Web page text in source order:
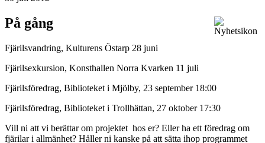
På gång
Fjärilsvandring, Kulturens Östarp 28 juni
Fjärilsexkursion, Konsthallen Norra Kvarken 11 juli
Fjärilsföredrag, Biblioteket i Mjölby, 23 september 18:00
Fjärilsföredrag, Biblioteket i Trollhättan, 27 oktober 17:30
Vill ni att vi berättar om projektet hos er? Eller ha ett föredrag om
fjärilar i allmänhet? Håller ni kanske på att sätta ihop programmet